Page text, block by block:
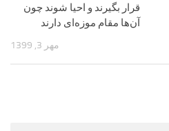
قرار بگیرند و احیا شوند چون
آن‌ها مقام موزه‌ای دارند
مهر 3, 1399